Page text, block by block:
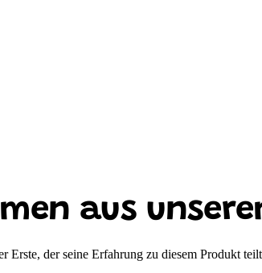
aus
Erste, der seine Erfahrung zu diesem Produkt